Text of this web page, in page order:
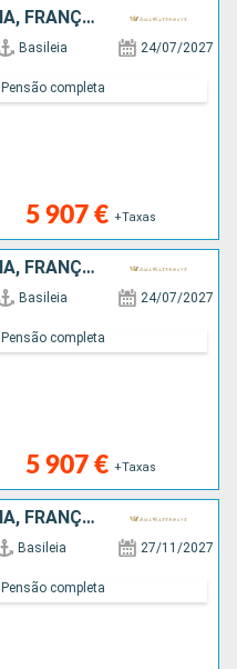
SUÍÇO, HOLANDA, ALEMANHA, FRANÇA, BÉLGICA, REPÚBLICA DOMINICANA
Basileia 24/07/2027
5 907 € +Taxas
Pensão completa
SUÍÇO, HOLANDA, ALEMANHA, FRANÇA, BÉLGICA, REPÚBLICA DOMINICANA
Basileia 24/07/2027
5 907 € +Taxas
Pensão completa
SUÍÇO, HOLANDA, ALEMANHA, FRANÇA, REPÚBLICA DOMINICANA
Basileia 27/11/2027
Pensão completa